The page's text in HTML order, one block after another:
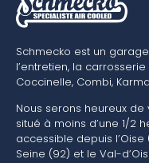
Schmecko est un
l’entretien, la
Coccinelle, Combi,
Nous serons heureux
situé à moins d’une 1/2
accessible depuis
Seine (92) et le Val-